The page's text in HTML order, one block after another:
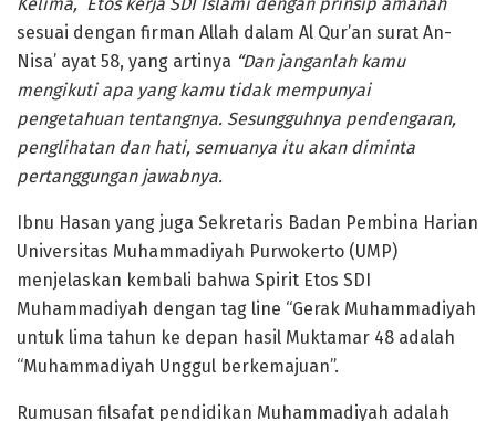
sesuai dengan firman Allah dalam Al Qur’an surat An-
Nisa’ ayat 58, yang artinya “Dan janganlah kamu
mengikuti apa yang kamu tidak mempunyai
pengetahuan tentangnya. Sesungguhnya pendengaran,
penglihatan dan hati, semuanya itu akan diminta
pertanggungan jawabnya.
Ibnu Hasan yang juga Sekretaris Badan Pembina Harian
Universitas Muhammadiyah Purwokerto (UMP)
menjelaskan kembali bahwa Spirit Etos SDI
Muhammadiyah dengan tag line “Gerak Muhammadiyah
untuk lima tahun ke depan hasil Muktamar 48 adalah
“Muhammadiyah Unggul berkemajuan”.
Rumusan filsafat pendidikan Muhammadiyah adalah